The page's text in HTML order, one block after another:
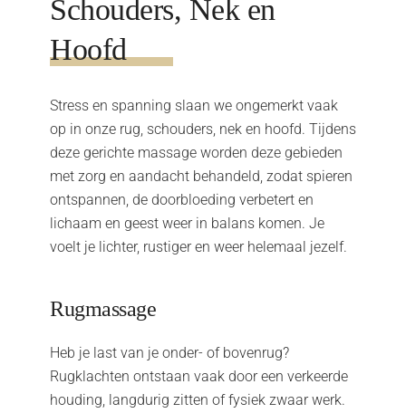
Schouders, Nek en
Hoofd
Stress en spanning slaan we ongemerkt vaak
op in onze rug, schouders, nek en hoofd. Tijdens
deze gerichte massage worden deze gebieden
met zorg en aandacht behandeld, zodat spieren
ontspannen, de doorbloeding verbetert en
lichaam en geest weer in balans komen. Je
voelt je lichter, rustiger en weer helemaal jezelf.
Rugmassage
Heb je last van je onder- of bovenrug?
Rugklachten ontstaan vaak door een verkeerde
houding, langdurig zitten of fysiek zwaar werk.